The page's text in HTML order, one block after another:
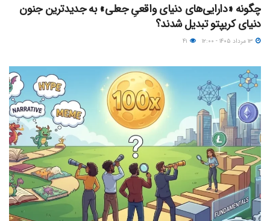
چگونه «دارایی‌های دنیای واقعیِ جعلی» به جدیدترین جنون
دنیای کریپتو تبدیل شدند؟